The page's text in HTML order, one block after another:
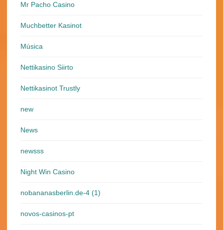
Mr Pacho Casino
Muchbetter Kasinot
Música
Nettikasino Siirto
Nettikasinot Trustly
new
News
newsss
Night Win Casino
nobananasberlin.de-4 (1)
novos-casinos-pt